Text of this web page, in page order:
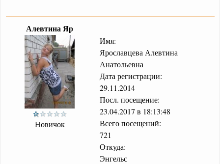
Алевтина Яр
Новичок
Имя:
Ярославцева Алевтина
Анатольевна
Дата регистрации:
29.11.2014
Посл. посещение:
23.04.2017 в 18:13:48
Всего посещений:
721
Откуда:
Энгельс